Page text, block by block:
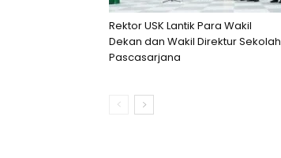
Rektor USK Lantik Para Wakil
Dekan dan Wakil Direktur Sekolah
Pascasarjana